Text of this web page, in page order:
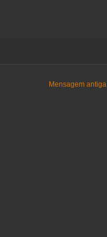
Mensagem antiga